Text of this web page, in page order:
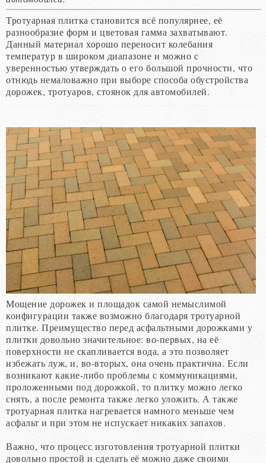
Тротуарная плитка становится всё популярнее, её
разнообразие форм и цветовая гамма захватывают.
Данный материал хорошо переносит колебания
температур в широком диапазоне и можно с
уверенностью утверждать о его большой прочности, что
отнюдь немаловажно при выборе способа обустройства
дорожек, тротуаров, стоянок для автомобилей.
Мощение дорожек и площадок самой немыслимой
конфигурации также возможно благодаря тротуарной
плитке. Преимущество перед асфальтными дорожками у
плитки довольно значительное: во-первых, на её
поверхности не скапливается вода, а это позволяет
избежать луж, и, во-вторых, она очень практична. Если
возникают какие-либо проблемы с коммуникациями,
проложенными под дорожкой, то плитку можно легко
снять, а после ремонта также легко уложить. А также
тротуарная плитка нагревается намного меньше чем
асфальт и при этом не испускает никаких запахов.
Важно, что процесс изготовления тротуарной плитки
довольно простой и сделать её можно даже своими